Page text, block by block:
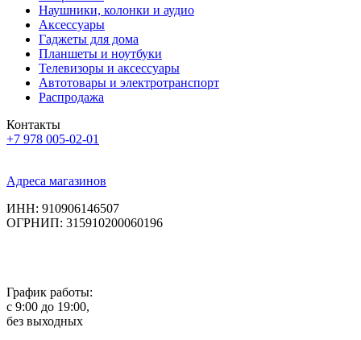
Наушники, колонки и аудио
Аксессуары
Гаджеты для дома
Планшеты и ноутбуки
Телевизоры и аксессуары
Автотовары и электротранспорт
Распродажа
Контакты
+7 978 005-02-01
Адреса магазинов
ИНН: 910906146507
ОГРНИП: 315910200060196
График работы:
с 9:00 до 19:00,
без выходных